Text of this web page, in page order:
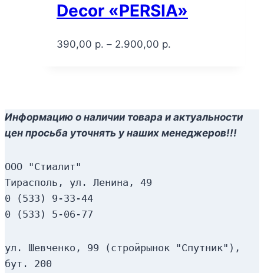
Decor «PERSIA»
390,00 р. – 2.900,00 р.
Информацию о наличии товара и актуальности
цен просьба уточнять у наших менеджеров!!!
ООО "Стиалит"
Тирасполь, ул. Ленина, 49
0 (533) 9-33-44
0 (533) 5-06-77
ул. Шевченко, 99 (стройрынок "Спутник"),
бут. 200